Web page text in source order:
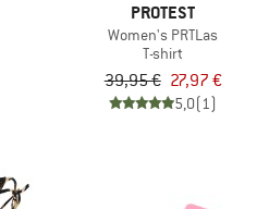
PROTEST
Women's PRTLas
T-shirt
39,95 € 27,97 €
5,0(1)